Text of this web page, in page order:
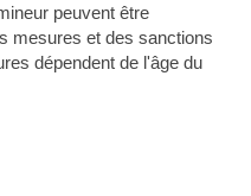
peuvent être
mesures et des sanctions
dépendent de l'âge du